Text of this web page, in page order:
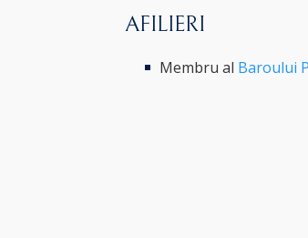
AFILIERI
Membru al Baroului